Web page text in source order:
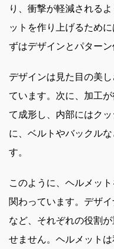
り、衝撃が軽減される
ットを作り上げるため
ずはデザインとパターン
デザインは見た目の美
ています。次に、加工
て成形し、内部にはク
に、ベルトやバックル
す。
このように、ヘルメッ
関わっています。デザ
など、それぞれの役割
せません。ヘルメット